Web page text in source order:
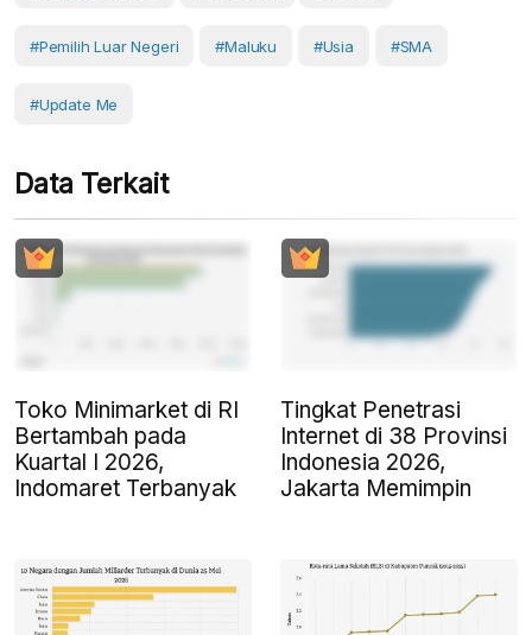
#pemilih Luar Negeri #Maluku #usia #SMA
#Update Me
Data Terkait
Toko Minimarket di RI
Bertambah pada
Kuartal I 2026,
Indomaret Terbanyak
Tingkat Penetrasi
Internet di 38 Provinsi
Indonesia 2026,
Jakarta Memimpin